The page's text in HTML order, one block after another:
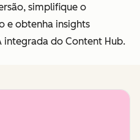
simplifique o
e obtenha insights
integrada do Content Hub.